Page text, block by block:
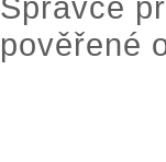
pověřené